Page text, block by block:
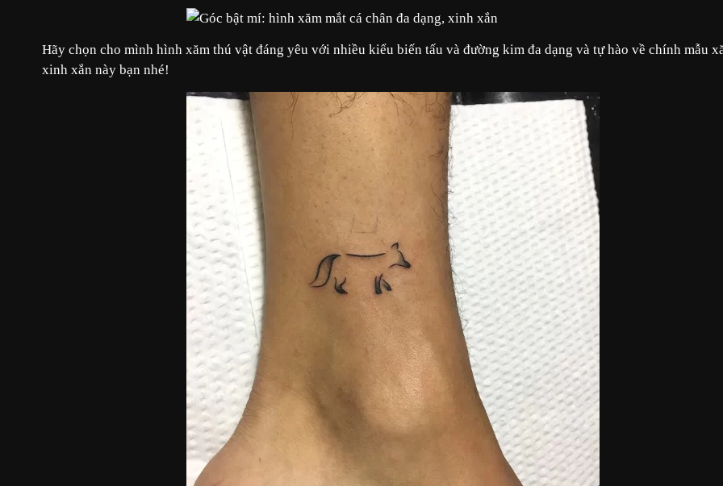
Hãy chọn cho mình hình xăm thú vật đáng yêu với nhiều kiểu biến tấu và đường kim đa dạng và tự hào về chính mẫu
xinh xắn này bạn nhé!